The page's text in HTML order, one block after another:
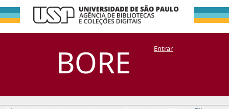
BORE
Filtrar por:
Assunto
DSpace/Manakin + CoriscoEntrar